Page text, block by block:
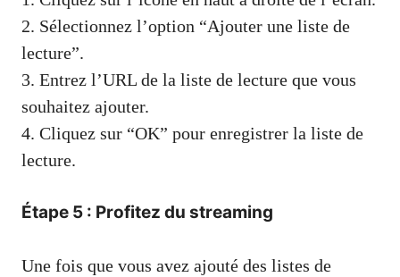
2. Sélectionnez l’option “Ajouter une liste de
lecture”.
3. Entrez l’URL de la liste de lecture que vous
souhaitez ajouter.
4. Cliquez sur “OK” pour enregistrer la liste de
lecture.
Étape 5 : Profitez du streaming
Une fois que vous avez ajouté des listes de